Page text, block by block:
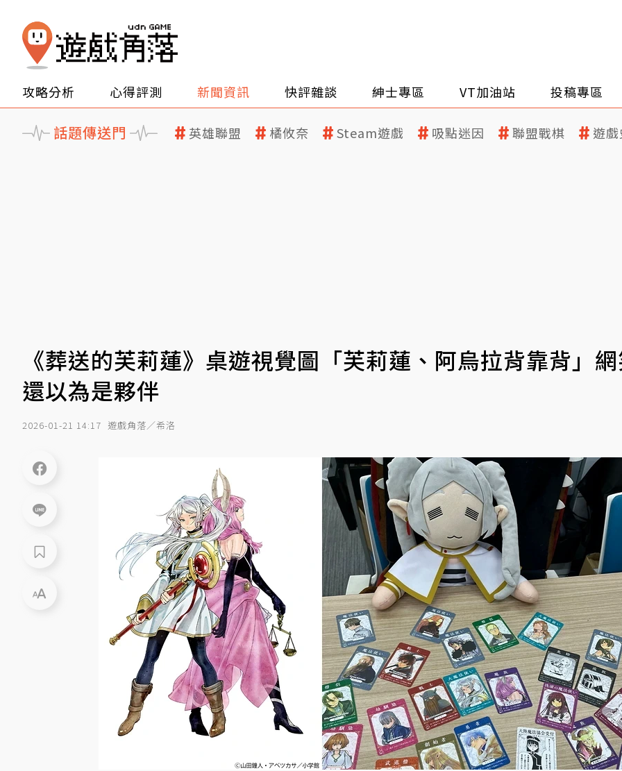
攻略分析 心得評測 新聞資訊 快評雜談 紳士專區 VT加油站 投稿專區
話題傳送門 英雄聯盟 橘攸奈 Steam遊戲 吸點迷因 聯盟戰棋 遊
《葬送的芙莉蓮》桌遊視覺圖「芙莉蓮、阿烏拉背靠背」
還以為是夥伴
2026-01-21 14:17 遊戲角落／希洛